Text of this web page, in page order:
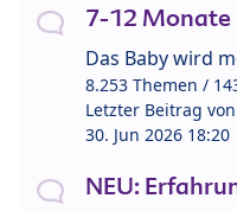
7-12 Monate
Das Baby wird
8.253 Themen /
Letzter Beitrag von
30. Jun 2026 18:20
NEU: